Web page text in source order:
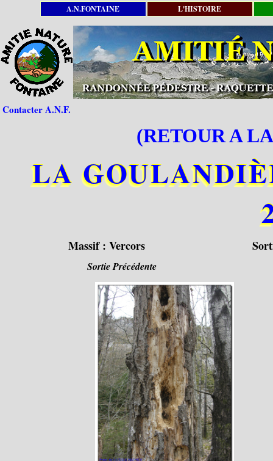
A.N.FONTAINE L'HISTOIRE
Contacter A.N.F.
(RETOUR A
LA
Massif : Vercors
Sortie Précédente